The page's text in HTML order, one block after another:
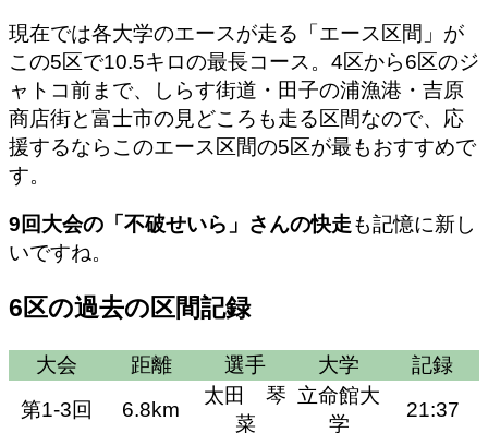
現在では各大学のエースが走る「エース区間」が
この5区で10.5キロの最長コース。4区から6区のジ
ャトコ前まで、しらす街道・田子の浦漁港・吉原
商店街と富士市の見どころも走る区間なので、応
援するならこのエース区間の5区が最もおすすめで
す。
9回大会の「不破せいら」さんの快走も記憶に新し
いですね。
6区の過去の区間記録
大会 距離 選手 大学
記録
第1-3回
6.8km
太田 琴
菜
立命館大
学
21:37